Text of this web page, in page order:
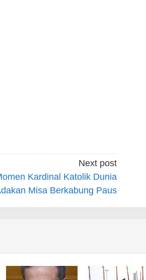
Next post
Kardinal Katolik Dunia
Misa Berkabung Paus